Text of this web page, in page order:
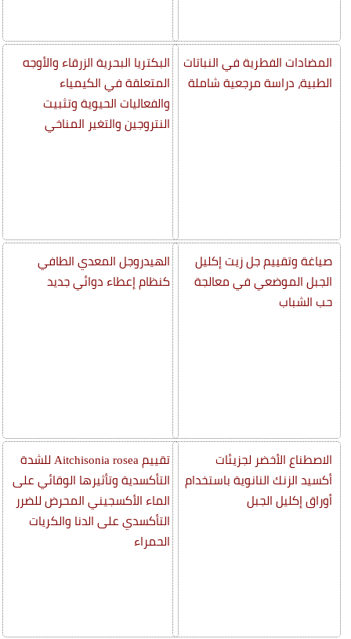
المضادات الفطرية في النباتات
الطبية، دراسة مرجعية شاملة
صياغة وتقييم جل زيت إكليل
الجبل الموضعي في معالجة
حب الشباب
الاصطناع الأخضر لجزيئات
أكسيد الزنك النانوية باستخدام
أوراق إكليل الجبل
البكتريا البحرية الزرقاء والأوجه
المتعلقة في الكيمياء
والفعاليات الحيوية وتثبيت
النتروجين والتغير المناخي
الهيدروجل المعدي الطافي
كنظام إعطاء دوائي جديد
تقييم Aitchisonia rosea للشدة
التأكسدية وتأثيرها الوقائي على
الماء الأكسجيني المحرض للضرر
التأكسدي على الدنا والكريات
الحمراء